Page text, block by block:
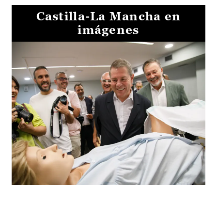
Castilla-La Mancha en
imágenes